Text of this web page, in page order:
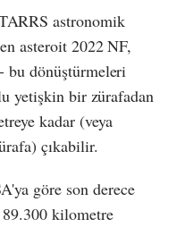
astronomik
asteroit 2022 NF,
bu dönüştürmeleri
yetişkin bir zürafadan
kadar (veya
çıkabilir.
göre son derece
89.300 kilometre